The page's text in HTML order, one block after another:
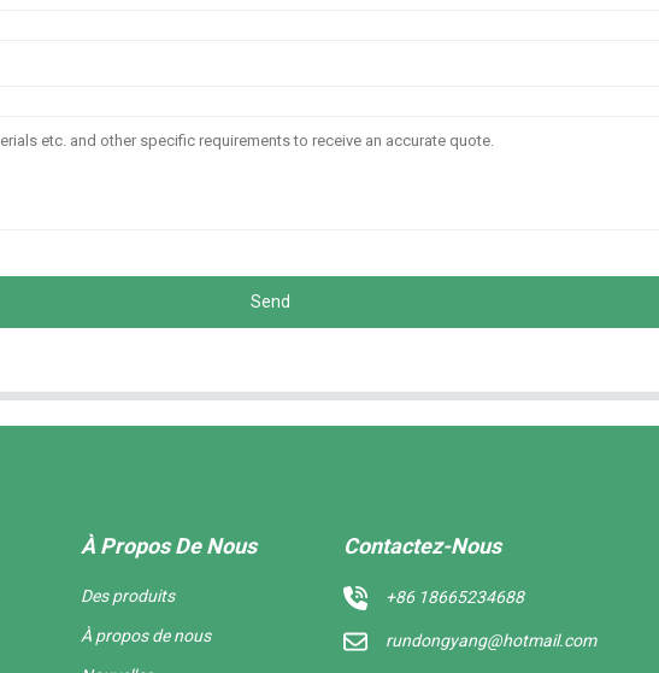
Send
À Propos De Nous
Des produits
À propos de nous
Contactez-Nous
+86 18665234688
rundongyang@hotmail.com